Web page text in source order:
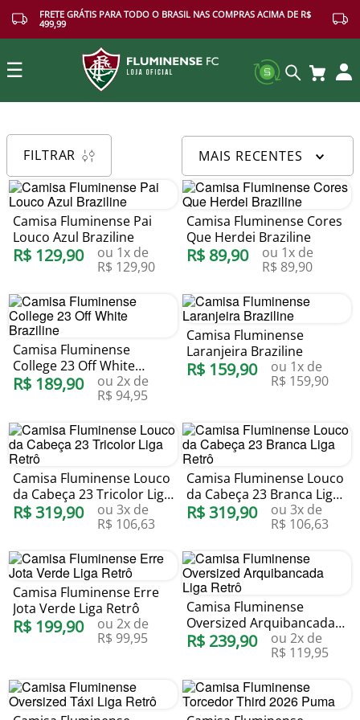
FRETE GRÁTIS PARA TODO O BRASIL NAS COMPRAS ACIMA DE R$
499,99
☰
FILTRAR MAIS RECENTES
Camisa Fluminense Pai
Louco Azul Braziline
R$ 129,90 ou 1x de
R$ 129,90
Camisa Fluminense Cores
Que Herdei Braziline
R$ 89,90 ou 1x de
R$ 89,90
Camisa Fluminense
College 23 Off White
Braziline
R$ 189,90 ou 2x de
R$ 94,95
Camisa Fluminense
Laranjeira Braziline
R$ 159,90 ou 1x de
R$ 159,90
Camisa Fluminense Louco
da Cabeça 23 Tricolor Liga
Retrô
R$ 319,90 ou 3x de
R$ 106,63
Camisa Fluminense Louco
da Cabeça 23 Branca Liga
Retrô
R$ 319,90 ou 3x de
R$ 106,63
Camisa Fluminense Erre
Jota Verde Liga Retrô
R$ 199,90 ou 2x de
R$ 99,95
Camisa Fluminense
Oversized Arquibancada
Liga Retrô
R$ 239,90 ou 2x de
R$ 119,95